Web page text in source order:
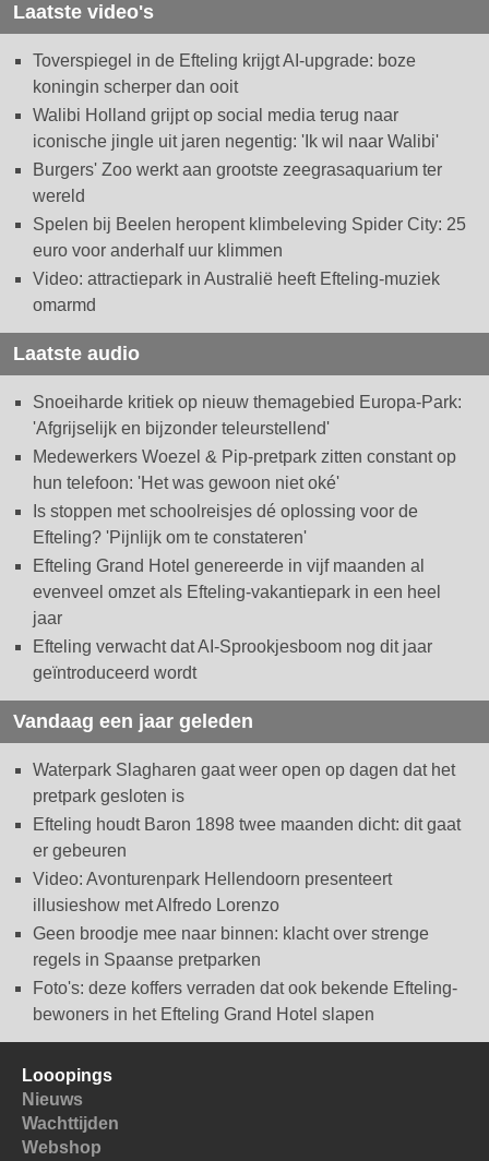
Laatste video's
Toverspiegel in de Efteling krijgt AI-upgrade: boze
koningin scherper dan ooit
Walibi Holland grijpt op social media terug naar
iconische jingle uit jaren negentig: 'Ik wil naar Walibi'
Burgers' Zoo werkt aan grootste zeegrasaquarium ter
wereld
Spelen bij Beelen heropent klimbeleving Spider City: 25
euro voor anderhalf uur klimmen
Video: attractiepark in Australië heeft Efteling-muziek
omarmd
Laatste audio
Snoeiharde kritiek op nieuw themagebied Europa-Park:
'Afgrijselijk en bijzonder teleurstellend'
Medewerkers Woezel & Pip-pretpark zitten constant op
hun telefoon: 'Het was gewoon niet oké'
Is stoppen met schoolreisjes dé oplossing voor de
Efteling? 'Pijnlijk om te constateren'
Efteling Grand Hotel genereerde in vijf maanden al
evenveel omzet als Efteling-vakantiepark in een heel
jaar
Efteling verwacht dat AI-Sprookjesboom nog dit jaar
geïntroduceerd wordt
Vandaag een jaar geleden
Waterpark Slagharen gaat weer open op dagen dat het
pretpark gesloten is
Efteling houdt Baron 1898 twee maanden dicht: dit gaat
er gebeuren
Video: Avonturenpark Hellendoorn presenteert
illusieshow met Alfredo Lorenzo
Geen broodje mee naar binnen: klacht over strenge
regels in Spaanse pretparken
Foto's: deze koffers verraden dat ook bekende Efteling-
bewoners in het Efteling Grand Hotel slapen
Looopings
Nieuws
Wachttijden
Webshop